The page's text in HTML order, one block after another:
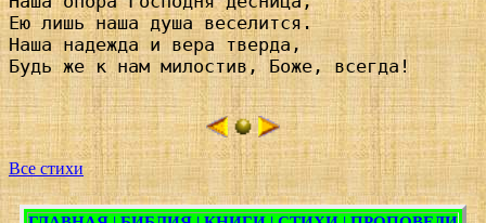
Ею лишь наша душа веселится.
Наша надежда и вера тверда,
Будь же к нам милостив, Боже, всегда!
Все стихи